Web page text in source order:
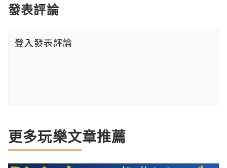
發表評論
登入發表評論
更多玩樂文章推薦